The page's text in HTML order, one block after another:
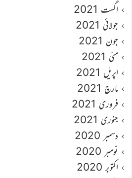
اگست 2021
جولائی 2021
جون 2021
مئی 2021
اپریل 2021
مارچ 2021
فروری 2021
جنوری 2021
دسمبر 2020
نومبر 2020
اکتوبر 2020